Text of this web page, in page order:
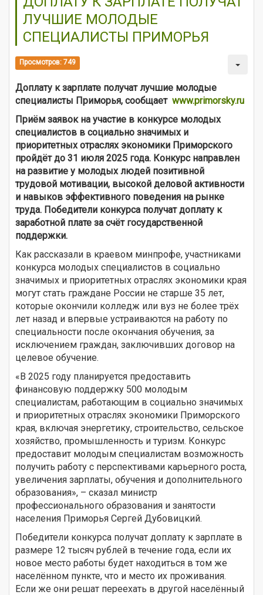
ЛУЧШИЕ МОЛОДЫЕ
СПЕЦИАЛИСТЫ ПРИМОРЬЯ
Просмотров: 749
Доплату к зарплате получат лучшие молодые
специалисты Приморья, сообщает www.primorsky.ru
Приём заявок на участие в конкурсе молодых
специалистов в социально значимых и
приоритетных отраслях экономики Приморского
пройдёт до 31 июля 2025 года. Конкурс направлен
на развитие у молодых людей позитивной
трудовой мотивации, высокой деловой активности
и навыков эффективного поведения на рынке
труда. Победители конкурса получат доплату к
заработной плате за счёт государственной
поддержки.
Как рассказали в краевом минпрофе, участниками
конкурса молодых специалистов в социально
значимых и приоритетных отраслях экономики края
могут стать граждане России не старше 35 лет,
которые окончили колледж или вуз не более трёх
лет назад и впервые устраиваются на работу по
специальности после окончания обучения, за
исключением граждан, заключивших договор на
целевое обучение.
«В 2025 году планируется предоставить
финансовую поддержку 500 молодым
специалистам, работающим в социально значимых
и приоритетных отраслях экономики Приморского
края, включая энергетику, строительство, сельское
хозяйство, промышленность и туризм. Конкурс
предоставит молодым специалистам возможность
получить работу с перспективами карьерного роста,
увеличения зарплаты, обучения и дополнительного
образования», – сказал министр
профессионального образования и занятости
населения Приморья Сергей Дубовицкий.
Победители конкурса получат доплату к зарплате в
размере 12 тысяч рублей в течение года, если их
новое место работы будет находиться в том же
населённом пункте, что и место их проживания.
Если же они решат переехать в другой населённый